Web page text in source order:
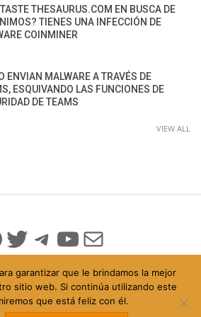
THESAURUS.COM EN BUSCA DE
TIENES UNA INFECCIÓN DE
COINMINER
ENVIAN MALWARE A TRAVÉS DE
ESQUIVANDO LAS FUNCIONES DE
DE TEAMS
VIEW ALL
Twitter
Telegram
YouTube
Mail
Todo Derechos Reservados
Política de Privacidad
garantizar que le brindamos la mejor
sitio web. Si continúa utilizando este
que está feliz con él.